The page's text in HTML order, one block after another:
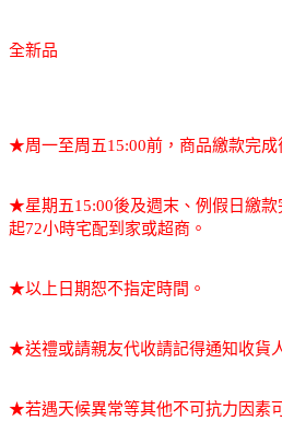
全新品
★周一至周五15:00前，商品繳款完成
★星期五15:00後及週末、例假日繳款
起72小時宅配到家或超商。
★以上日期恕不指定時間。
★送禮或請親友代收請記得通知收貨
★若遇天候異常等其他不可抗力因素